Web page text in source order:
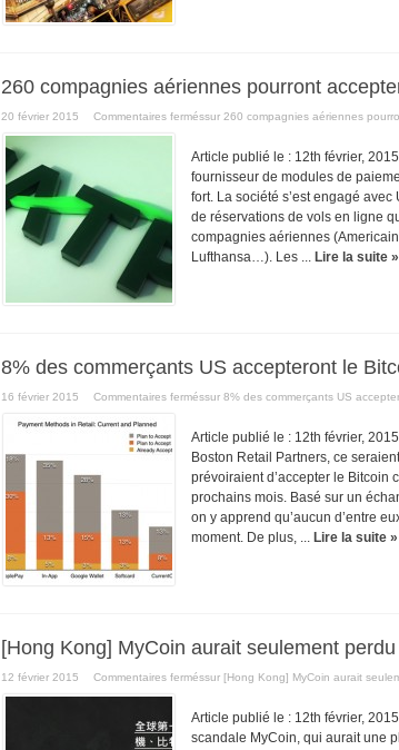
260 compagnies aériennes pourront
20 février 2015 Commentaires ferméssur 260 compagnies aériennes
Article publié le : 12th février,
fournisseur de modules de
fort. La société s’est engagé
de réservations de vols en ligne
compagnies aériennes
Lufthansa…). Les ... Lire la suite »
8% des commerçants US accepteront le
16 février 2015 Commentaires ferméssur 8% des commerçants US
Article publié le : 12th février,
Boston Retail Partners, ce
prévoiraient d’accepter le Bitcoin
prochains mois. Basé sur un
on y apprend qu’aucun d’entre
moment. De plus, ... Lire la suite »
[Hong Kong] MyCoin aurait seulement
12 février 2015 Commentaires ferméssur [Hong Kong] MyCoin aurait
Article publié le : 12th février,
scandale MyCoin, qui aurait une